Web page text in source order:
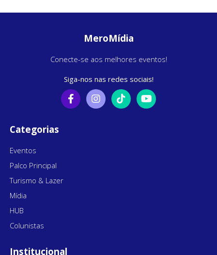
MeroMídia
Conecte-se aos melhores eventos!
Siga-nos nas redes sociais!
Categorias
Eventos
Palco Principal
Turismo & Lazer
Mídia
HUB
Colunistas
Institucional